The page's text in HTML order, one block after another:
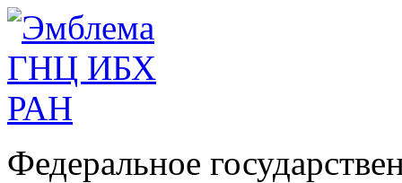
Федеральное